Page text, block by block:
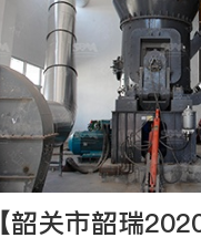
【韶关市韶瑞